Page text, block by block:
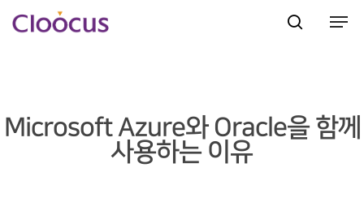
Microsoft Azure와 Oracle을 함께
사용하는 이유